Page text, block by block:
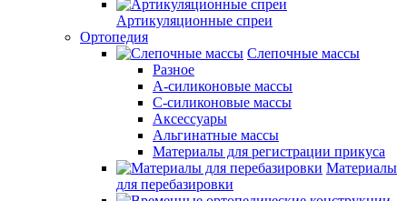
Артикуляционные спреи
Ортопедия
Слепочные массы
Разное
А-силиконовые массы
С-силиконовые массы
Аксессуары
Альгинатные массы
Материалы для регистрации прикуса
Материалы
для перебазировки